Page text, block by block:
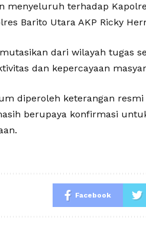
menyeluruh terhadap
Barito Utara AKP Ricky
dari wilayah tugas
dan kepercayaan
diperoleh keterangan
berupaya konfirmasi
Facebook